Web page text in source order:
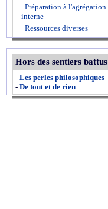
Préparation à l'agrégation
interne
Ressources diverses
Hors des sentiers battus
- Les perles philosophiques
- De tout et de rien